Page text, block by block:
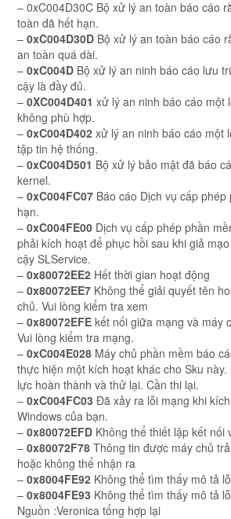
– 0xC004D30C Bộ xử lý an toàn báo cáo
toàn đã hết hạn.
– 0xC004D30D Bộ xử lý an toàn báo cáo
an toàn quá dài.
– 0xC004D Bộ xử lý an ninh báo cáo lưu
cậy là đầy đủ.
– 0XC004D401 xử lý an ninh báo cáo một
không phù hợp.
– 0xC004D402 xử lý an ninh báo cáo một
tập tin hệ thống.
– 0xC004D501 Bộ xử lý bảo mật đã báo
kernel.
– 0xC004FC07 Báo cáo Dịch vụ cấp
hạn.
– 0xC004FE00 Dịch vụ cấp phép phần
phải kích hoạt để phục hồi sau khi giả
cậy SLService.
– 0x80072EE2 Hết thời gian hoạt động
– 0x80072EE7 Không thể giải quyết tên
chủ. Vui lòng kiểm tra xem
– 0x80072EFE kết nối giữa mạng và máy
Vui lòng kiểm tra mạng.
– 0xC004E028 Máy chủ phần mềm báo
thực hiện một kích hoạt khác cho Sku này.
lực hoàn thành và thử lại. Cần thi lại.
– 0xC004FC03 Đã xảy ra lỗi mạng khi
Windows của bạn.
– 0x80072EFD Không thể thiết lập kết nối
– 0x80072F78 Thông tin được máy chủ
hoặc không thể nhận ra
– 0x8004FE92 Không thể tìm thấy mô tả
– 0x8004FE93 Không thể tìm thấy mô tả
Nguồn :Veronica tổng hợp lại